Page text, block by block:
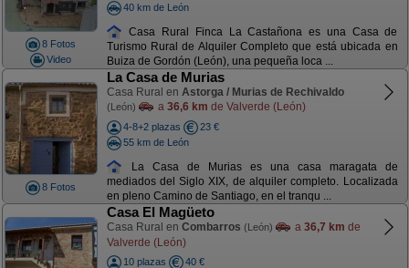
8 Fotos
Video
40 km de León
Casa Rural Finca La Castañona es una Casa de
Turismo Rural de Alquiler Completo que está ubicada en
Buiza de Gordón (León), una pequeña loca ...
8 Fotos
La Casa de Murias
Casa Rural en Astorga / Murias de Rechivaldo
(León) a 36,6 km de Valverde (León)
4-8+2 plazas
23 €
55 km de León
La Casa de Murias es una casa maragata de
mediados del Siglo XIX, de alquiler completo. Localizada
en pleno Camino de Santiago, en el tranqu ...
Casa El Magüeto
Casa Rural en Combarros (León) a 36,7 km de
Valverde (León)
10 plazas
40 €